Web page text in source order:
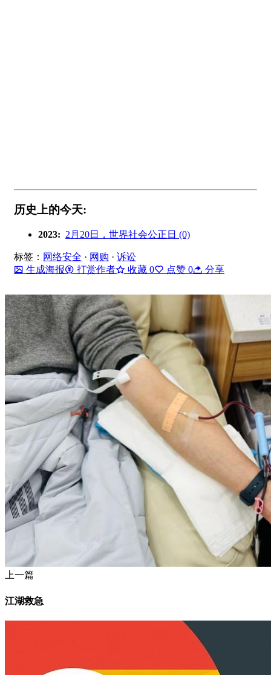
历史上的今天:
2023: 2月20日，世界社会公正日 (0)
标签： 网络安全 · 网购 · 诉讼
生成海报
打赏作者 收藏 0 点赞 0 分享
上一篇
江湖救急